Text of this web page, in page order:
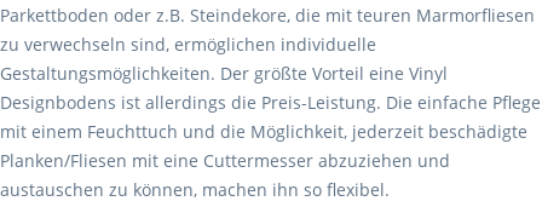
Parkettboden oder z.B. Steindekore, die mit teuren Marmorfliesen
zu verwechseln sind, ermöglichen individuelle
Gestaltungsmöglichkeiten. Der größte Vorteil eine Vinyl
Designbodens ist allerdings die Preis-Leistung. Die einfache Pflege
mit einem Feuchttuch und die Möglichkeit, jederzeit beschädigte
Planken/Fliesen mit eine Cuttermesser abzuziehen und
austauschen zu können, machen ihn so flexibel.